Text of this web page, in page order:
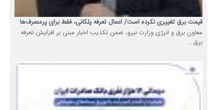
قیمت برق تغییری نکرده است/ اعمال تعرفه پلکانی، فقط برای پرمصرف‌ها
معاون برق و انرژی وزارت نیرو، ضمن تکذیب اخبار مبنی بر افزایش تعرفه
برق...